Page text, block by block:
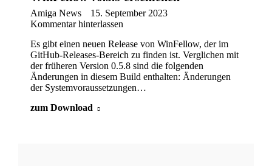
Amiga News
15. September 2023
Kommentar hinterlassen
Es gibt einen neuen Release von WinFellow, der im
GitHub-Releases-Bereich zu finden ist. Verglichen mit
der früheren Version 0.5.8 sind die folgenden
Änderungen in diesem Build enthalten: Änderungen
der Systemvoraussetzungen…
zum Download